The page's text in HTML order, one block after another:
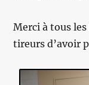
Merci à tous
tireurs d’avoir